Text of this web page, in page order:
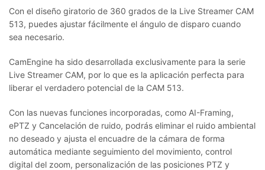
Con el diseño giratorio de 360 grados de la Live Streamer CAM
513, puedes ajustar fácilmente el ángulo de disparo cuando
sea necesario.
CamEngine ha sido desarrollada exclusivamente para la serie
Live Streamer CAM, por lo que es la aplicación perfecta para
liberar el verdadero potencial de la CAM 513.
Con las nuevas funciones incorporadas, como AI-Framing,
ePTZ y Cancelación de ruido, podrás eliminar el ruido ambiental
no deseado y ajusta el encuadre de la cámara de forma
automática mediante seguimiento del movimiento, control
digital del zoom, personalización de las posiciones PTZ y